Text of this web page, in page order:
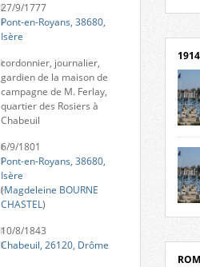
27/9/1777
Pont-en-Royans, 38680,
Isère
cordonnier, journalier,
gardien de la maison de
campagne de M. Ferlay,
quartier des Rosiers à
Chabeuil
6/9/1801
Pont-en-Royans, 38680,
Isère
(Magdeleine BOURNE
CHASTEL)
10/8/1843
Chabeuil, 26120, Drôme
par